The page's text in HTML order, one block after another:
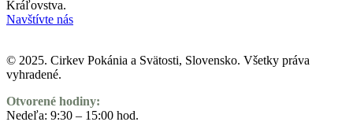
Kráľovstva.
Navštívte nás
© 2025. Cirkev Pokánia a Svätosti, Slovensko. Všetky práva
vyhradené.
Otvorené hodiny:
Nedeľa: 9:30 – 15:00 hod.